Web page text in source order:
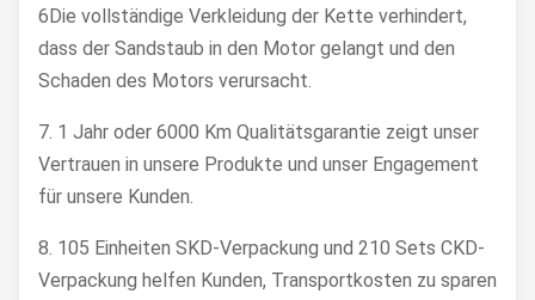
6Die vollständige Verkleidung der Kette verhindert,
dass der Sandstaub in den Motor gelangt und den
Schaden des Motors verursacht.
7. 1 Jahr oder 6000 Km Qualitätsgarantie zeigt unser
Vertrauen in unsere Produkte und unser Engagement
für unsere Kunden.
8. 105 Einheiten SKD-Verpackung und 210 Sets CKD-
Verpackung helfen Kunden, Transportkosten zu sparen